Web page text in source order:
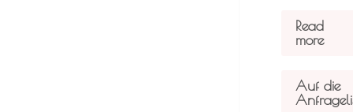
Read
more
Auf die